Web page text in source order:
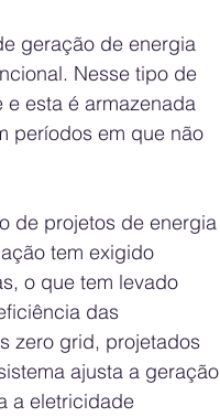
geração de energia
Nesse tipo de
esta é armazenada
períodos em que não
de projetos de energia
tem exigido
o que tem levado
das
zero grid, projetados
ajusta a geração
a eletricidade